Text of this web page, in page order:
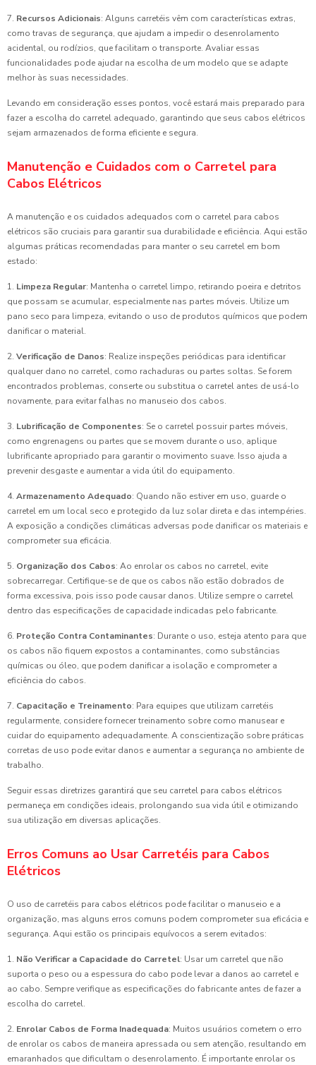
7. Recursos Adicionais: Alguns carretéis vêm com características extras,
como travas de segurança, que ajudam a impedir o desenrolamento
acidental, ou rodízios, que facilitam o transporte. Avaliar essas
funcionalidades pode ajudar na escolha de um modelo que se adapte
melhor às suas necessidades.
Levando em consideração esses pontos, você estará mais preparado para
fazer a escolha do carretel adequado, garantindo que seus cabos elétricos
sejam armazenados de forma eficiente e segura.
Manutenção e Cuidados com o Carretel para
Cabos Elétricos
A manutenção e os cuidados adequados com o carretel para cabos
elétricos são cruciais para garantir sua durabilidade e eficiência. Aqui estão
algumas práticas recomendadas para manter o seu carretel em bom
estado:
1. Limpeza Regular: Mantenha o carretel limpo, retirando poeira e detritos
que possam se acumular, especialmente nas partes móveis. Utilize um
pano seco para limpeza, evitando o uso de produtos químicos que podem
danificar o material.
2. Verificação de Danos: Realize inspeções periódicas para identificar
qualquer dano no carretel, como rachaduras ou partes soltas. Se forem
encontrados problemas, conserte ou substitua o carretel antes de usá-lo
novamente, para evitar falhas no manuseio dos cabos.
3. Lubrificação de Componentes: Se o carretel possuir partes móveis,
como engrenagens ou partes que se movem durante o uso, aplique
lubrificante apropriado para garantir o movimento suave. Isso ajuda a
prevenir desgaste e aumentar a vida útil do equipamento.
4. Armazenamento Adequado: Quando não estiver em uso, guarde o
carretel em um local seco e protegido da luz solar direta e das intempéries.
A exposição a condições climáticas adversas pode danificar os materiais e
comprometer sua eficácia.
5. Organização dos Cabos: Ao enrolar os cabos no carretel, evite
sobrecarregar. Certifique-se de que os cabos não estão dobrados de
forma excessiva, pois isso pode causar danos. Utilize sempre o carretel
dentro das especificações de capacidade indicadas pelo fabricante.
6. Proteção Contra Contaminantes: Durante o uso, esteja atento para que
os cabos não fiquem expostos a contaminantes, como substâncias
químicas ou óleo, que podem danificar a isolação e comprometer a
eficiência do cabos.
7. Capacitação e Treinamento: Para equipes que utilizam carretéis
regularmente, considere fornecer treinamento sobre como manusear e
cuidar do equipamento adequadamente. A conscientização sobre práticas
corretas de uso pode evitar danos e aumentar a segurança no ambiente de
trabalho.
Seguir essas diretrizes garantirá que seu carretel para cabos elétricos
permaneça em condições ideais, prolongando sua vida útil e otimizando
sua utilização em diversas aplicações.
Erros Comuns ao Usar Carretéis para Cabos
Elétricos
O uso de carretéis para cabos elétricos pode facilitar o manuseio e a
organização, mas alguns erros comuns podem comprometer sua eficácia e
segurança. Aqui estão os principais equívocos a serem evitados:
1. Não Verificar a Capacidade do Carretel: Usar um carretel que não
suporta o peso ou a espessura do cabo pode levar a danos ao carretel e
ao cabo. Sempre verifique as especificações do fabricante antes de fazer a
escolha do carretel.
2. Enrolar Cabos de Forma Inadequada: Muitos usuários cometem o erro
de enrolar os cabos de maneira apressada ou sem atenção, resultando em
emaranhados que dificultam o desenrolamento. É importante enrolar os